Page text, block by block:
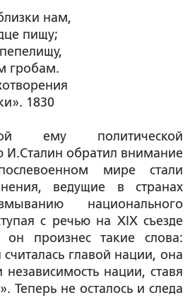
нам,
пищу;
гробам.
1830
ему политической
И.Сталин обратил внимание
мире стали
ведущие в странах
национального
с речью на XIX съезде
произнес такие слова:
главой нации, она
независимость нации, ставя
Теперь не осталось и следа